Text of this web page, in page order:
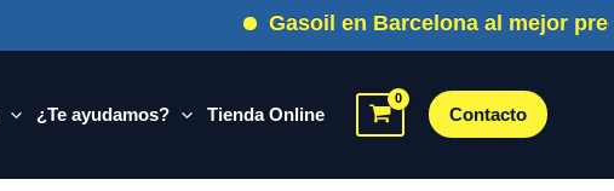
Gasoil en Barcelona al mejor precio
¿Te ayudamos? Tienda Online Contacto